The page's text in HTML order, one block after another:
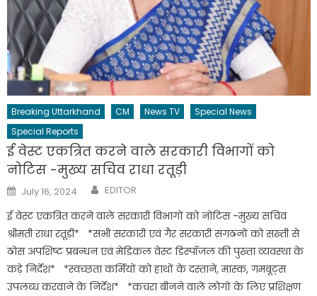
Breaking Uttarkhand CM News TV
Special News
Special Reports
ई वेस्ट एकत्रित करने वाले सरकारी विभागों को
नोटिस -मुख्य सचिव राधा रतूड़ी
Posted
on
July 16, 2024 Author
EDITOR
ई वेस्ट एकत्रित करने वाले सरकारी विभागों को नोटिस -मुख्य सचिव
श्रीमती राधा रतूड़ी* *सभी सरकारी एवं गैर सरकारी संगठनों को सख्ती से
ठोस अपशिष्ट प्रबन्धन एवं मेडिकल वेस्ट डिस्पॉजल की पुख्ता व्यवस्था के
कड़े निर्देश* *स्वच्छता कर्मियों को हाथों के दस्ताने, मास्क, गमबूट्स
उपलब्ध करवाने के निर्देश* *कचरा बीनने वाले लोगों के लिए प्रशिक्षण